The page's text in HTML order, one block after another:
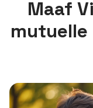
Maaf